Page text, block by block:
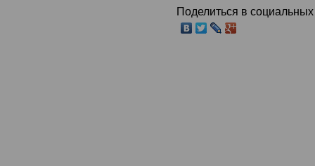
Поделиться в социальных